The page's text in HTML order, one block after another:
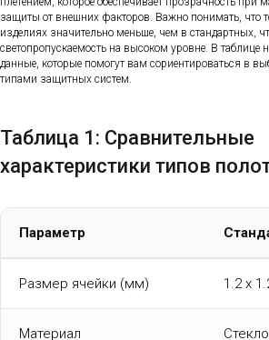
защиты от внешних факторов. Важно понимать, что
изделиях значительно меньше, чем в стандартных,
светопропускаемость на высоком уровне. В таблице
данные, которые помогут вам сориентироваться в
типами защитных систем.
Таблица 1: Сравнительные
характеристики типов
Параметр
Размер ячейки (мм) 1.2 x
Материал